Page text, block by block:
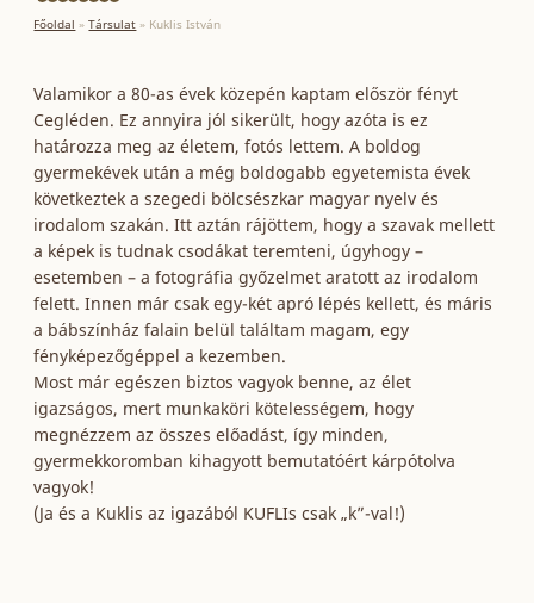
Főoldal »Társulat » Kuklis István
Valamikor a 80-as évek közepén kaptam először fényt
Cegléden. Ez annyira jól sikerült, hogy azóta is ez
határozza meg az életem, fotós lettem. A boldog
gyermekévek után a még boldogabb egyetemista évek
következtek a szegedi bölcsészkar magyar nyelv és
irodalom szakán. Itt aztán rájöttem, hogy a szavak mellett
a képek is tudnak csodákat teremteni, úgyhogy –
esetemben – a fotográfia győzelmet aratott az irodalom
felett. Innen már csak egy-két apró lépés kellett, és máris
a bábszínház falain belül találtam magam, egy
fényképezőgéppel a kezemben.
Most már egészen biztos vagyok benne, az élet
igazságos, mert munkaköri kötelességem, hogy
megnézzem az összes előadást, így minden,
gyermekkoromban kihagyott bemutatóért kárpótolva
vagyok!
(Ja és a Kuklis az igazából KUFLIs csak „k”-val!)